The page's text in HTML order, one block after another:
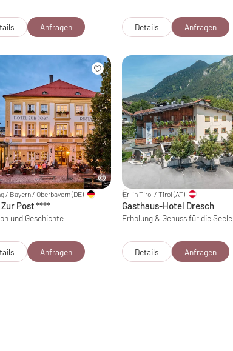
Anfragen Details Anfragen
/ Bayern / Oberbayern(DE)
Post****
und Geschichte
Anfragen
Erl in Tirol / Tirol (AT)
Gasthaus-Hotel Dresch
Erholung & Genuss für die Seele
Details Anfragen